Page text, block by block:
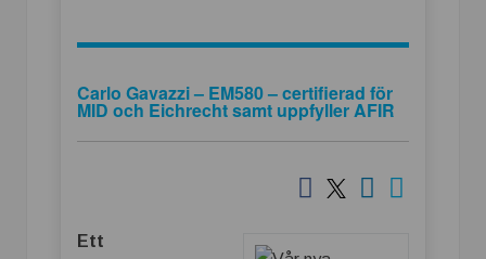
Carlo Gavazzi – EM580 – certifierad för
MID och Eichrecht samt uppfyller AFIR
Ett